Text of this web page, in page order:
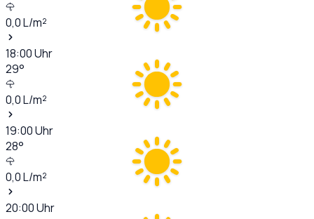
0,0L/m²
18:00Uhr
29°
0,0L/m²
19:00Uhr
28°
0,0L/m²
20:00Uhr